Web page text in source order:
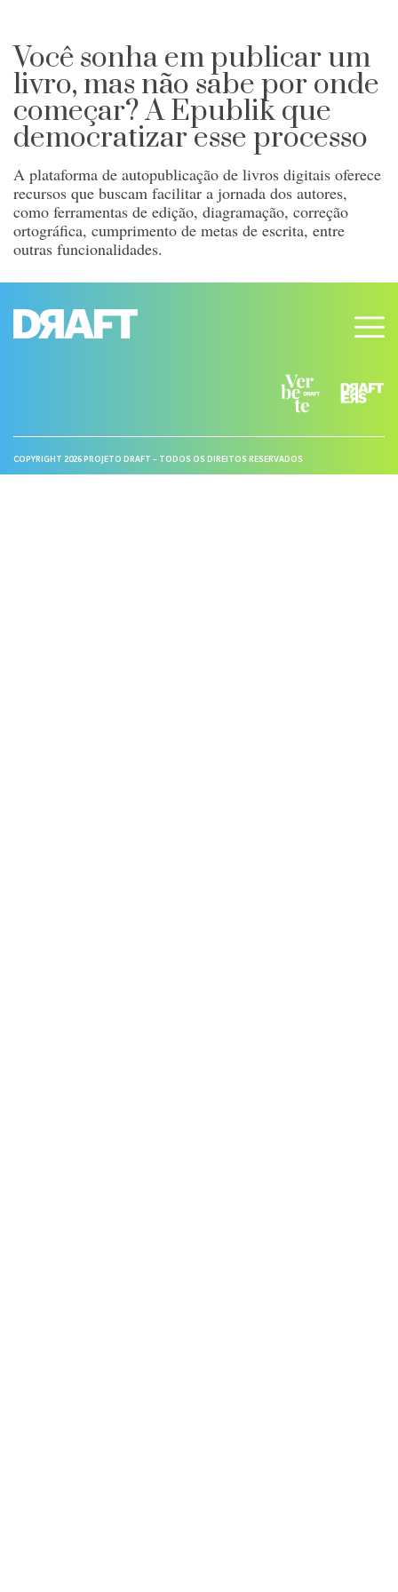
Você sonha em publicar um
livro, mas não sabe por onde
começar? A Epublik que
democratizar esse processo
A plataforma de autopublicação de livros digitais oferece
recursos que buscam facilitar a jornada dos autores,
como ferramentas de edição, diagramação, correção
ortográfica, cumprimento de metas de escrita, entre
outras funcionalidades.
COPYRIGHT 2026 PROJETO DRAFT – TODOS OS DIREITOS RESERVADOS